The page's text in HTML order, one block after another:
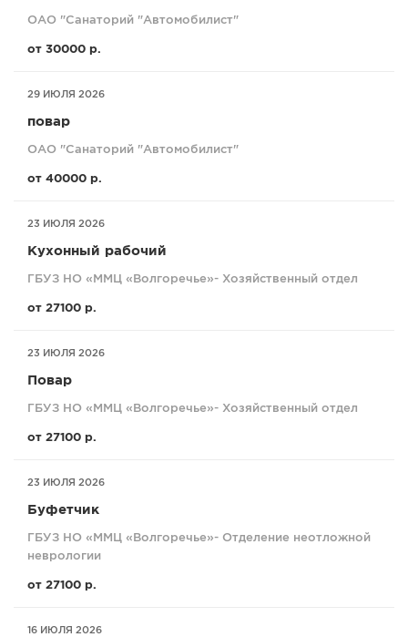
ОАО "Санаторий "Автомобилист"
от 30000 р.
29 ИЮЛЯ 2026
повар
ОАО "Санаторий "Автомобилист"
от 40000 р.
23 ИЮЛЯ 2026
Кухонный рабочий
ГБУЗ НО «ММЦ «Волгоречье»- Хозяйственный отдел
от 27100 р.
23 ИЮЛЯ 2026
Повар
ГБУЗ НО «ММЦ «Волгоречье»- Хозяйственный отдел
от 27100 р.
23 ИЮЛЯ 2026
Буфетчик
ГБУЗ НО «ММЦ «Волгоречье»- Отделение неотложной
неврологии
от 27100 р.
16 ИЮЛЯ 2026